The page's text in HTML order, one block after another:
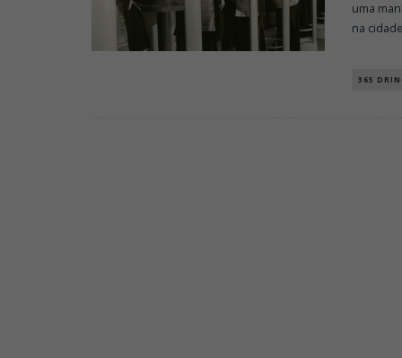
uma
na
365